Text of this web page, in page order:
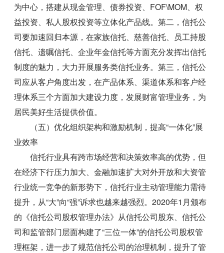
为中心，搭建从现金管理、债券投资、FOF\MOM、权
益投资、私人股权投资等立体化产品线。第二，信托公
司要加速回归本源，在家族信托、慈善信托、员工持股
信托、遗嘱信托、企业年金信托等方面充分发挥出信托
制度的魅力，大力开展服务类信托业务。第三，信托公
司应从客户角度出发，在产品体系、渠道体系和客户经
理体系三个方面加大建设力度，发展财富管理业务，为
居民美好生活提供价值。
（五）优化组织架构和激励机制，提高“一体化”展
业效率
信托行业具有跨市场经营和决策效率高的优势，但
在经济下行压力加大、金融加速扩大对外开放和大资管
行业统一竞争的新形势下，信托行业主动管理能力需待
提升，从“大”向“强”诉求也越来越强烈。2020年1月颁布
的《信托公司股权管理办法》从信托公司股东、信托公
司和监管部门层面构建了“三位一体”的信托公司股权管
理框架，进一步了规范信托公司的治理机制，提升了管